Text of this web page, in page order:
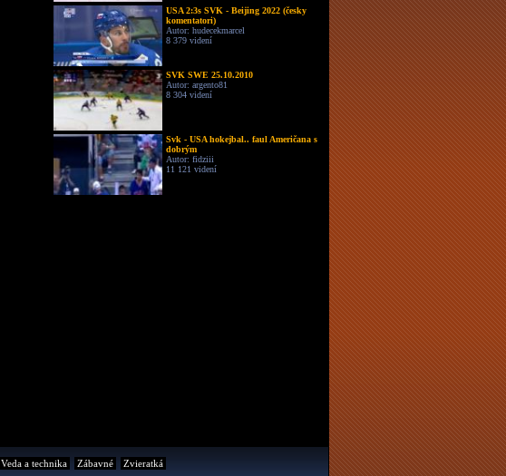
USA 2:3s SVK - Beijing 2022 (česky
komentatori)
Autor: hudecekmarcel
8 379 videní
SVK SWE 25.10.2010
Autor: argento81
8 304 videní
Svk - USA hokejbal.. faul Američana s
dobrým
Autor: fidziii
11 121 videní
Veda a technika Zábavné Zvieratká